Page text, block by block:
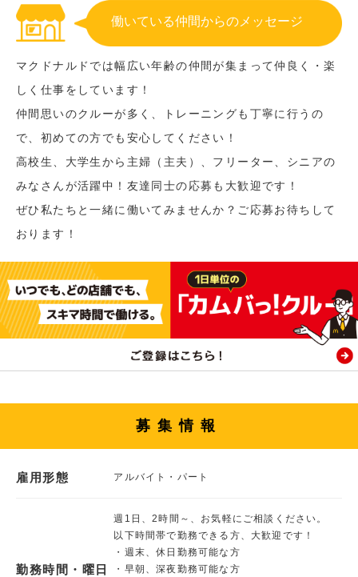
働いている仲間からのメッセージ
マクドナルドでは幅広い年齢の仲間が集まって仲良く・楽
しく仕事をしています！
仲間思いのクルーが多く、トレーニングも丁寧に行うの
で、初めての方でも安心してください！
高校生、大学生から主婦（主夫）、フリーター、シニアの
みなさんが活躍中！友達同士の応募も大歓迎です！
ぜひ私たちと一緒に働いてみませんか？ご応募お待ちして
おります！
募集情報
雇用形態 アルバイト・パート
勤務時間・曜日
週1日、2時間～、お気軽にご相談ください。
以下時間帯で勤務できる方、大歓迎です！
・週末、休日勤務可能な方
・早朝、深夜勤務可能な方